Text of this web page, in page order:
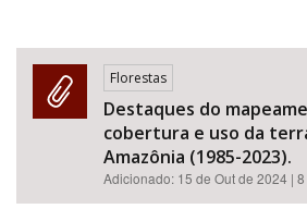
Florestas
Destaques do
cobertura e uso da
Amazônia (1985-2023).
Adicionado: 15 de Out de 2024 |